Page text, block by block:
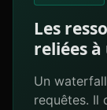
Les
reliées
Un
requêtes. Il